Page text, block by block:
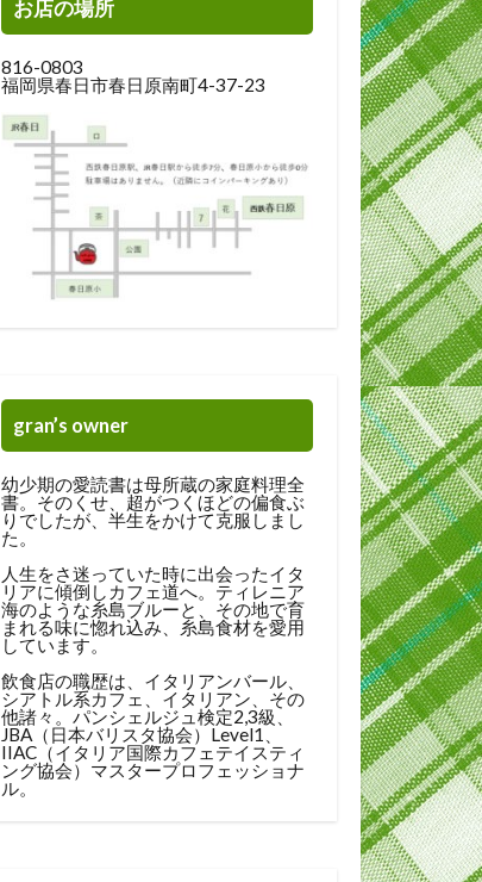
お店の場所
816-0803
福岡県春日市春日原南町4-37-23
gran’s owner
幼少期の愛読書は母所蔵の家庭料理全
書。そのくせ、超がつくほどの偏食ぶ
りでしたが、半生をかけて克服しまし
た。
人生をさ迷っていた時に出会ったイタ
リアに傾倒しカフェ道へ。ティレニア
海のような糸島ブルーと、その地で育
まれる味に惚れ込み、糸島食材を愛用
しています。
飲食店の職歴は、イタリアンバール、
シアトル系カフェ、イタリアン、その
他諸々。パンシェルジュ検定2,3級、
JBA（日本バリスタ協会）Level1、
IIAC（イタリア国際カフェテイスティ
ング協会）マスタープロフェッショナ
ル。